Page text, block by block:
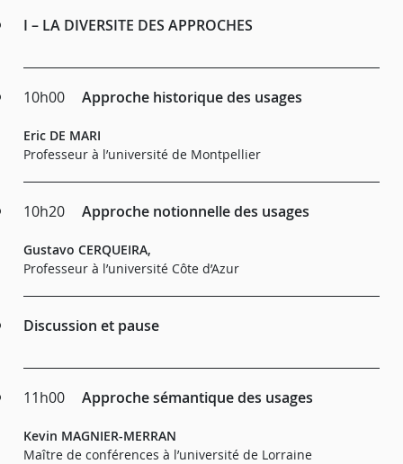
I – LA DIVERSITE DES APPROCHES
10h00 Approche historique des usages
Eric DE MARI
Professeur à l’université de Montpellier
10h20 Approche notionnelle des usages
Gustavo CERQUEIRA,
Professeur à l’université Côte d’Azur
Discussion et pause
11h00 Approche sémantique des usages
Kevin MAGNIER-MERRAN
Maître de conférences à l’université de Lorraine